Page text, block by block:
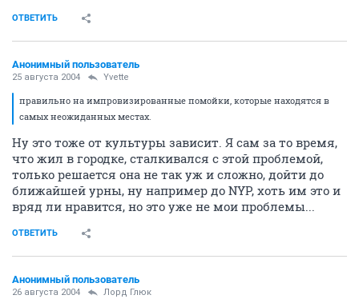
ОТВЕТИТЬ
Анонимный пользователь
25 августа 2004 Yvette
правильно на импровизированные помойки, которые находятся в
самых неожиданных местах.
Ну это тоже от культуры зависит. Я сам за то время,
что жил в городке, сталкивался с этой проблемой,
только решается она не так уж и сложно, дойти до
ближайшей урны, ну например до NYP, хоть им это и
вряд ли нравится, но это уже не мои проблемы...
ОТВЕТИТЬ
Анонимный пользователь
26 августа 2004 Лорд Глюк